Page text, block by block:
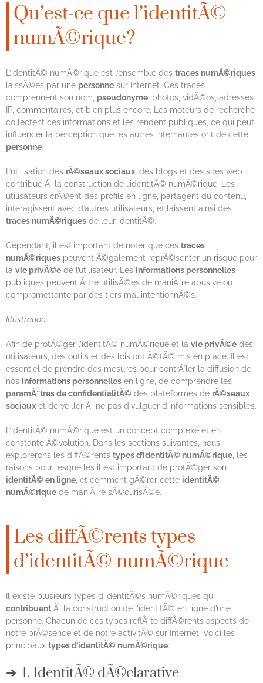
Qu’est-ce que l’identitÃ©
numÃ©rique?
L’identitÃ© numÃ©rique est l’ensemble des traces numÃ©riques
laissÃ©es par une personne sur Internet. Ces traces
comprennent son nom, pseudonyme , photos, vidÃ©os, adresses
IP, commentaires, et bien plus encore. Les moteurs de recherche
collectent ces informations et les rendent publiques, ce qui peut
influencer la perception que les autres internautes ont de cette
personne.
L’utilisation des rÃ©seaux sociaux , des blogs et des sites web
contribue Ã la construction de l’identitÃ© numÃ©rique. Les
utilisateurs crÃ©ent des profils en ligne, partagent du contenu,
interagissent avec d’autres utilisateurs, et laissent ainsi des
traces numÃ©riques de leur identitÃ©.
Cependant, il est important de noter que ces traces
numÃ©riques peuvent Ã©galement reprÃ©senter un risque pour
la vie privÃ©e de l’utilisateur. Les informations personnelles
publiques peuvent Ãªtre utilisÃ©es de maniÃ¨re abusive ou
compromettante par des tiers mal intentionnÃ©s.
Illustration:
Afin de protÃ©ger l’identitÃ© numÃ©rique et la vie privÃ©e des
utilisateurs, des outils et des lois ont Ã©tÃ© mis en place. Il est
essentiel de prendre des mesures pour contrÃ´ler la diffusion de
nos informations personnelles en ligne, de comprendre les
paramÃ¨tres de confidentialitÃ© des plateformes de rÃ©seaux
sociaux et de veiller Ã ne pas divulguer d’informations sensibles.
L’identitÃ© numÃ©rique est un concept complexe et en
constante Ã©volution. Dans les sections suivantes, nous
explorerons les diffÃ©rents types d’identitÃ© numÃ©rique , les
raisons pour lesquelles il est important de protÃ©ger son
identitÃ© en ligne , et comment gÃ©rer cette identitÃ©
numÃ©rique de maniÃ¨re sÃ©curisÃ©e.
Les diffÃ©rents types
d’identitÃ© numÃ©rique
Il existe plusieurs types d’identitÃ©s numÃ©riques qui
contribuent Ã la construction de l’identitÃ© en ligne d’une
personne. Chacun de ces types reflÃ¨te diffÃ©rents aspects de
notre prÃ©sence et de notre activitÃ© sur Internet. Voici les
principaux types d’identitÃ© numÃ©rique:
1. IdentitÃ© dÃ©clarative